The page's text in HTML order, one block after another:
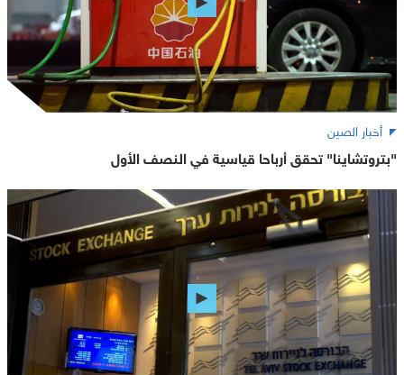
أخبار الصين
"بتروتشاينا" تحقق أرباحا قياسية في النصف الأول